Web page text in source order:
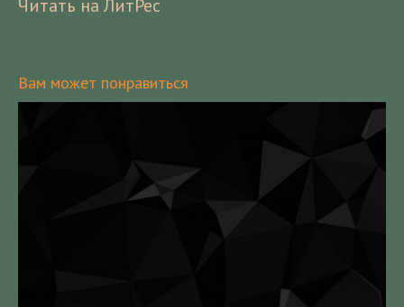
Читать на ЛитРес
Вам может понравиться